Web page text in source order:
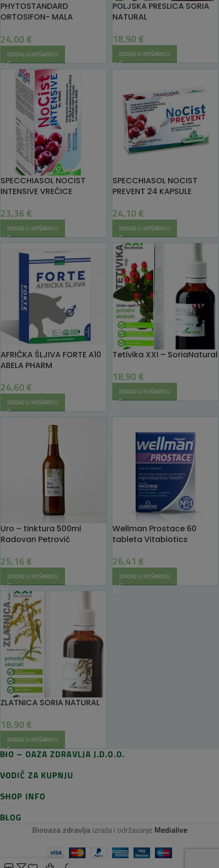
PHYTOSTANDARD
ORTOSIFON- MALA
24,00 €
DODAJ U KOŠARICU
POLJSKA PRESLICA SORIA
NATURAL
18,90 €
DODAJ U KOŠARICU
SPECCHIASOL NOCIST
INTENSIVE VREĆICE
23,36 €
DODAJ U KOŠARICU
SPECCHIASOL NOCIST
PREVENT 24 KAPSULE
24,10 €
DODAJ U KOŠARICU
AFRIČKA ŠLJIVA FORTE A10
ABELA PHARM
24,60 €
DODAJ U KOŠARICU
Tetivika XXI – SoriaNatural
18,90 €
DODAJ U KOŠARICU
Uro – tinktura 500ml
Radovan Petrović
25,16 €
DODAJ U KOŠARICU
Wellman Prostace 60
tableta Vitabiotics
26,41 €
DODAJ U KOŠARICU
ZLATNICA SORIA NATURAL
18,90 €
DODAJ U KOŠARICU
BIO – OAZA ZDRAVLJA J.D.O.O.
VODIČ ZA KUPNJU
SHOP INFO
BLOG
Biooaza zdravlja izrada i održavanje Medialive